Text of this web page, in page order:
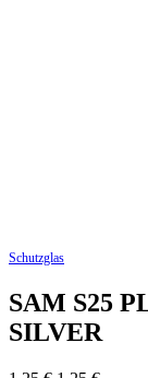
Schutzglas
SAM S25
SILVER